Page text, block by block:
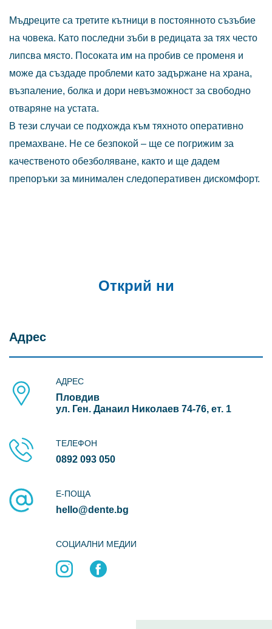
Мъдреците са третите кътници в постоянното съзъбие
на човека. Като последни зъби в редицата за тях често
липсва място. Посоката им на пробив се променя и
може да създаде проблеми като задържане на храна,
възпаление, болка и дори невъзможност за свободно
отваряне на устата.
В тези случаи се подхожда към тяхното оперативно
премахване. Не се безпокой – ще се погрижим за
качественото обезболяване, както и ще дадем
препоръки за минимален следоперативен дискомфорт.
Открий ни
Адрес
АДРЕС
Пловдив
ул. Ген. Данаил Николаев 74-76, ет. 1
ТЕЛЕФОН
0892 093 050
Е-ПОЩА
hello@dente.bg
СОЦИАЛНИ МЕДИИ